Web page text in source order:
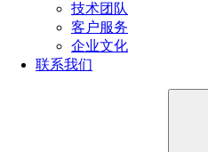
技术团队
客户服务
企业文化
联系我们
行业应用：
1、制药行业
应用设备：反应釜、配液罐、